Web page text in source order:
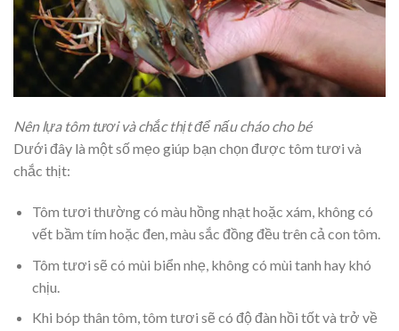
Nên lựa tôm tươi và chắc thịt để nấu cháo cho bé
Dưới đây là một số mẹo giúp bạn chọn được tôm tươi và
chắc thịt:
Tôm tươi thường có màu hồng nhạt hoặc xám, không có
vết bầm tím hoặc đen, màu sắc đồng đều trên cả con tôm.
Tôm tươi sẽ có mùi biển nhẹ, không có mùi tanh hay khó
chịu.
Khi bóp thân tôm, tôm tươi sẽ có độ đàn hồi tốt và trở về